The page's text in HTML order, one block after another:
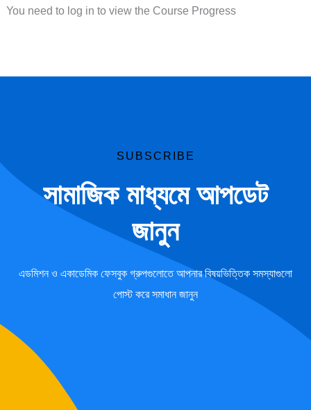
You need to log in to view the Course Progress
SUBSCRIBE
সামাজিক মাধ্যমে আপডেট
জানুন
এডমিশন ও একাডেমিক ফেসবুক গ্রুপগুলোতে আপনার বিষয়ভিত্তিক সমস্যাগুলো
পোস্ট করে সমাধান জানুন